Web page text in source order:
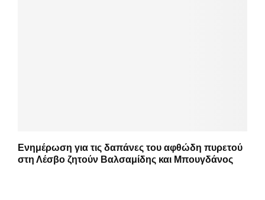
Ενημέρωση για τις δαπάνες του αφθώδη πυρετού
στη Λέσβο ζητούν Βαλσαμίδης και Μπουγδάνος